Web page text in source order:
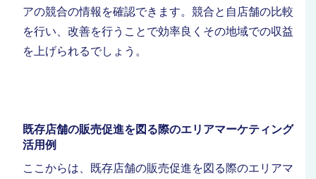
アの競合の情報を確認できます。競合と自店舗の比較
を行い、改善を行うことで効率良くその地域での収益
を上げられるでしょう。
既存店舗の販売促進を図る際のエリアマーケティング
活用例
ここからは、既存店舗の販売促進を図る際のエリアマ